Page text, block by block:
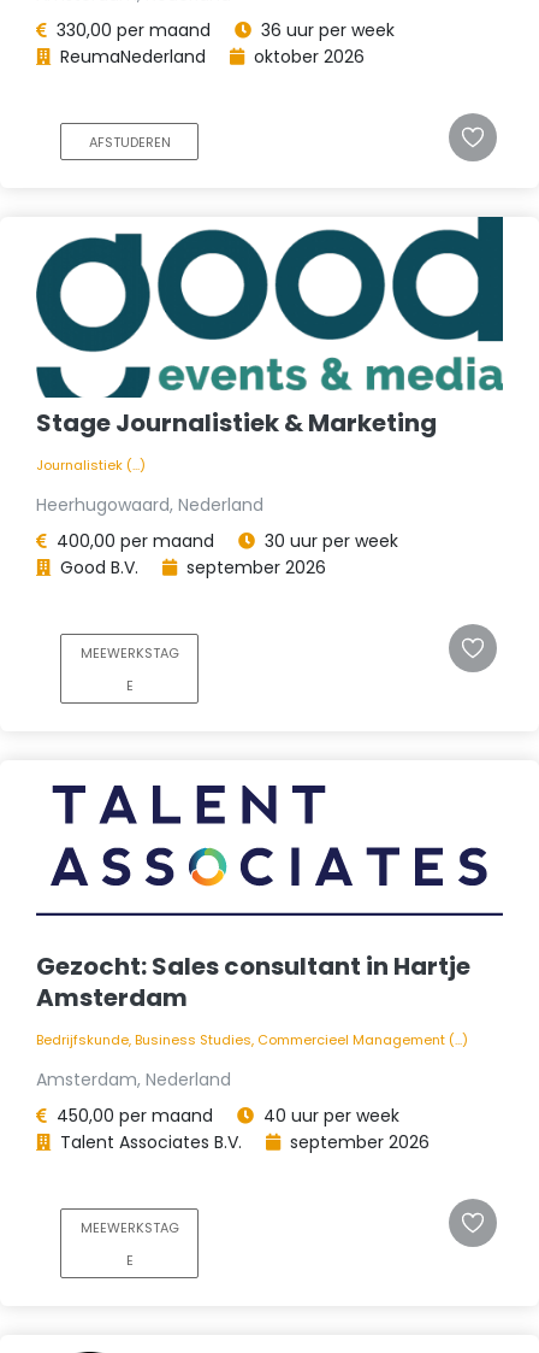
330,00 per maand
36 uur per week
ReumaNederland
oktober 2026
AFSTUDEREN
Stage Journalistiek & Marketing
Journalistiek (...)
Heerhugowaard, Nederland
400,00 per maand
30 uur per week
Good B.V.
september 2026
MEEWERKSTAG
E
Gezocht: Sales consultant in Hartje
Amsterdam
Bedrijfskunde, Business Studies, Commercieel Management (...)
Amsterdam, Nederland
450,00 per maand
40 uur per week
Talent Associates B.V.
september 2026
MEEWERKSTAG
E